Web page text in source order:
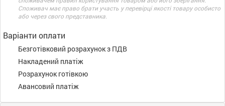
Споживач має право брати участь у перевірці якості товару особисто
або через свого представника.
Варіанти оплати
Безготівковий розрахунок з ПДВ
Накладений платіж
Розрахунок готівкою
Авансовий платіж